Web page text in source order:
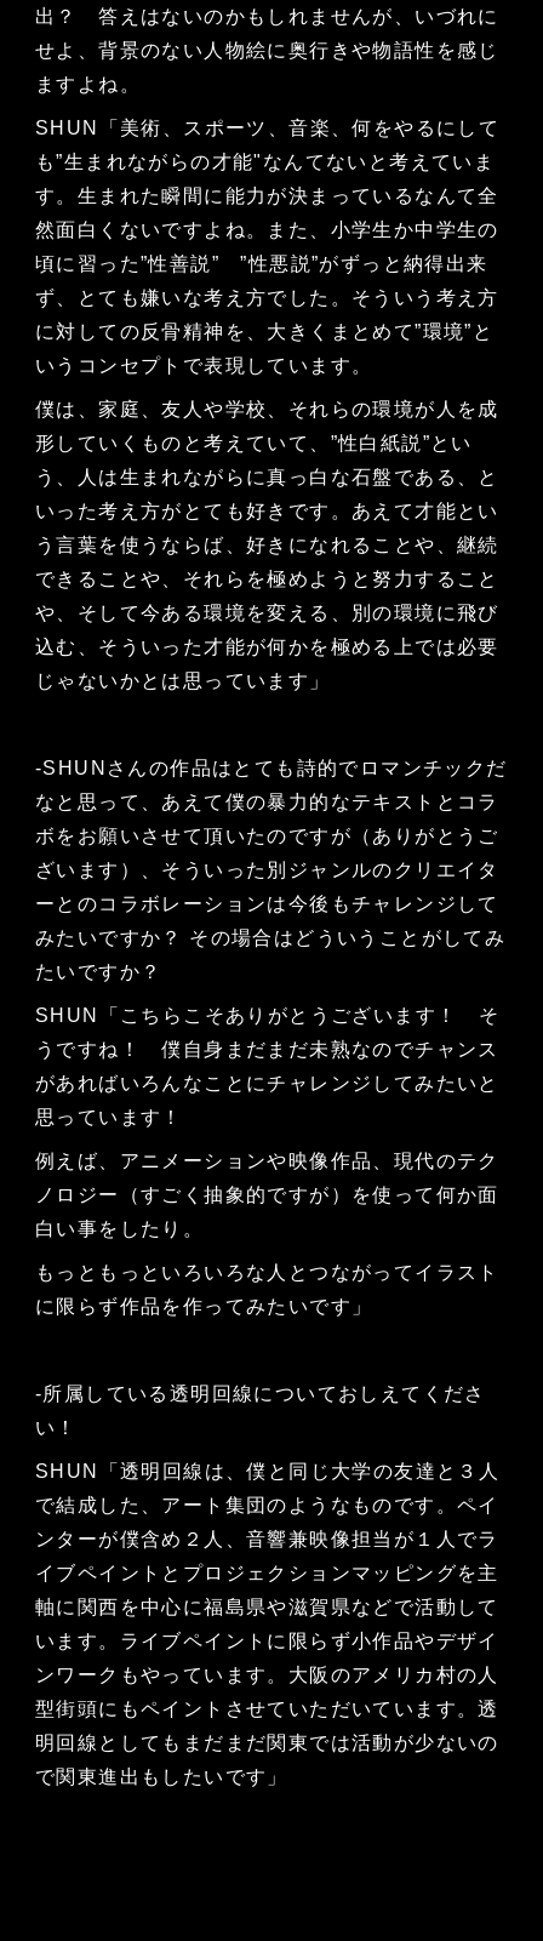
出？ 答えはないのかもしれませんが、いづれに
せよ、背景のない人物絵に奥行きや物語性を感じ
ますよね。
SHUN「美術、スポーツ、音楽、何をやるにして
も”生まれながらの才能"なんてないと考えていま
す。生まれた瞬間に能力が決まっているなんて全
然面白くないですよね。また、小学生か中学生の
頃に習った”性善説” ”性悪説”がずっと納得出来
ず、とても嫌いな考え方でした。そういう考え方
に対しての反骨精神を、大きくまとめて”環境”と
いうコンセプトで表現しています。
僕は、家庭、友人や学校、それらの環境が人を成
形していくものと考えていて、”性白紙説”とい
う、人は生まれながらに真っ白な石盤である、と
いった考え方がとても好きです。あえて才能とい
う言葉を使うならば、好きになれることや、継続
できることや、それらを極めようと努力すること
や、そして今ある環境を変える、別の環境に飛び
込む、そういった才能が何かを極める上では必要
じゃないかとは思っています」
-SHUNさんの作品はとても詩的でロマンチックだ
なと思って、あえて僕の暴力的なテキストとコラ
ボをお願いさせて頂いたのですが（ありがとうご
ざいます）、そういった別ジャンルのクリエイタ
ーとのコラボレーションは今後もチャレンジして
みたいですか？ その場合はどういうことがしてみ
たいですか？
SHUN「こちらこそありがとうございます！ そ
うですね！ 僕自身まだまだ未熟なのでチャンス
があればいろんなことにチャレンジしてみたいと
思っています！
例えば、アニメーションや映像作品、現代のテク
ノロジー（すごく抽象的ですが）を使って何か面
白い事をしたり。
もっともっといろいろな人とつながってイラスト
に限らず作品を作ってみたいです」
‐所属している透明回線についておしえてくださ
い！
SHUN「透明回線は、僕と同じ大学の友達と３人
で結成した、アート集団のようなものです。ペイ
ンターが僕含め２人、音響兼映像担当が１人でラ
イブペイントとプロジェクションマッピングを主
軸に関西を中心に福島県や滋賀県などで活動して
います。ライブペイントに限らず小作品やデザイ
ンワークもやっています。大阪のアメリカ村の人
型街頭にもペイントさせていただいています。透
明回線としてもまだまだ関東では活動が少ないの
で関東進出もしたいです」